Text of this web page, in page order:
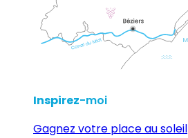
Inspirez-moi
Gagnez votre place au soleil